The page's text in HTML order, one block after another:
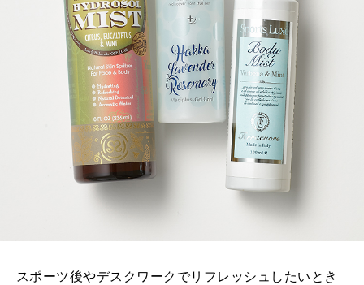
スポーツ後やデスクワークでリフレッシュしたいとき